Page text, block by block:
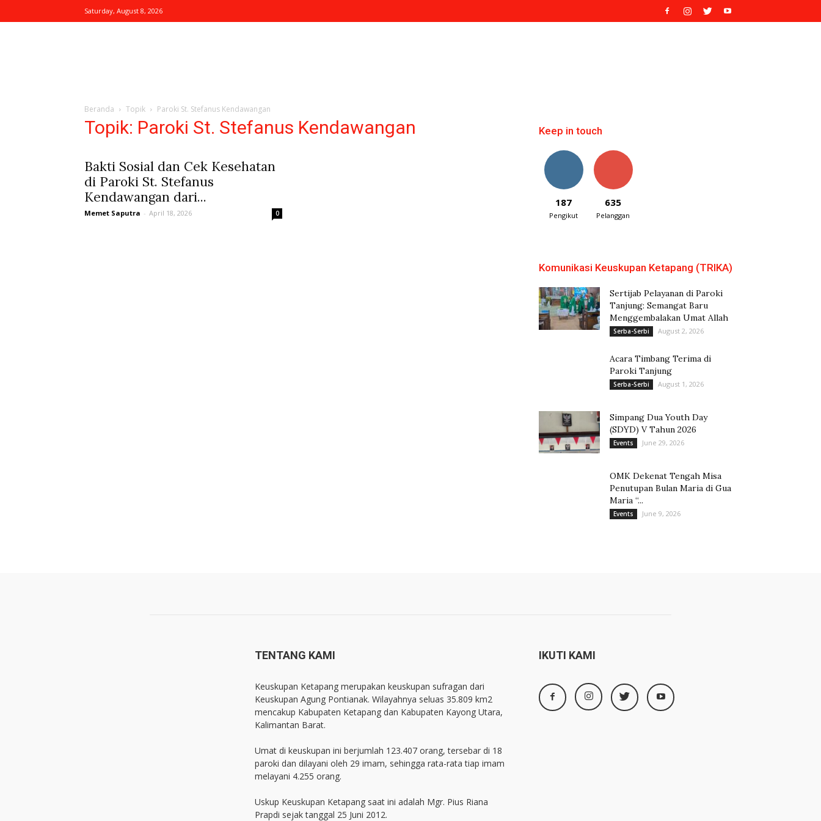
Saturday, August 8, 2026
Beranda Topik Paroki St. Stefanus Kendawangan
Topik: Paroki St. Stefanus Kendawangan
Bakti Sosial dan Cek Kesehatan
di Paroki St. Stefanus
Kendawangan dari...
Memet Saputra - April 18, 2026 0
Keep in touch
187
Pengikut
635
Pelanggan
Komunikasi Keuskupan Ketapang (TRIKA)
Sertijab Pelayanan di Paroki
Tanjung: Semangat Baru
Menggembalakan Umat Allah
Serba-Serbi August 2, 2026
Acara Timbang Terima di
Paroki Tanjung
Serba-Serbi August 1, 2026
Simpang Dua Youth Day
(SDYD) V Tahun 2026
Events June 29, 2026
OMK Dekenat Tengah Misa
Penutupan Bulan Maria di Gua
Maria “...
Events June 9, 2026
TENTANG KAMI
Keuskupan Ketapang merupakan keuskupan sufragan dari
Keuskupan Agung Pontianak. Wilayahnya seluas 35.809 km2
mencakup Kabupaten Ketapang dan Kabupaten Kayong Utara,
Kalimantan Barat.
Umat di keuskupan ini berjumlah 123.407 orang, tersebar di 18
paroki dan dilayani oleh 29 imam, sehingga rata-rata tiap imam
melayani 4.255 orang.
Uskup Keuskupan Ketapang saat ini adalah Mgr. Pius Riana
Prapdi sejak tanggal 25 Juni 2012.
IKUTI KAMI